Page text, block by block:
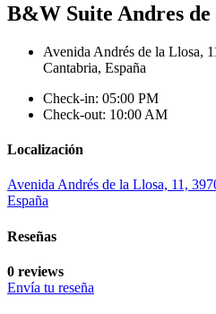
B&W Suite Andres de
Avenida Andrés de la Llosa,
Cantabria, España
Check-in: 05:00 PM
Check-out: 10:00 AM
Localización
Avenida Andrés de la Llosa, 11,
España
Reseñas
0 reviews
Envía tu reseña